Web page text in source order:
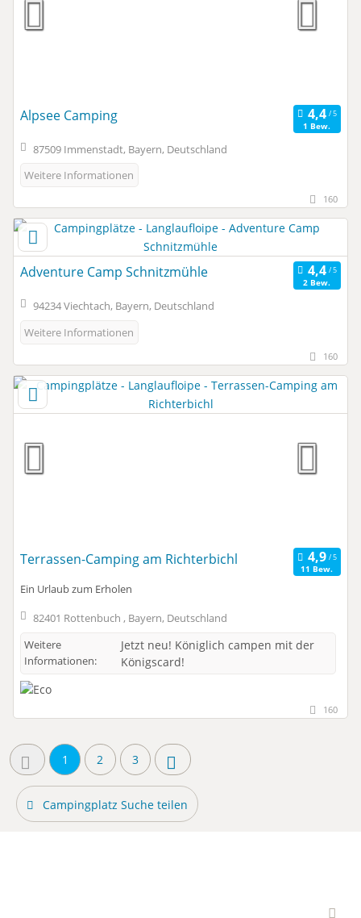
Alpsee Camping
1 Bew.
87509 Immenstadt, Bayern, Deutschland
Weitere Informationen
160
Adventure Camp Schnitzmühle
2 Bew.
94234 Viechtach, Bayern, Deutschland
Weitere Informationen
160
Terrassen-Camping am Richterbichl
11 Bew.
Ein Urlaub zum Erholen
82401 Rottenbuch , Bayern, Deutschland
Weitere
Informationen:
Jetzt neu! Königlich campen mit der
Königscard!
160
1 2 3
Campingplatz Suche teilen